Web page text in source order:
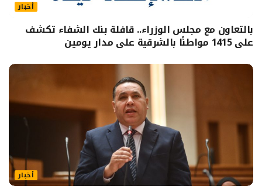
أخبار
بالتعاون مع مجلس الوزراء.. قافلة بنك الشفاء تكشف
على 1415 مواطنًا بالشرقية على مدار يومين
أخبار